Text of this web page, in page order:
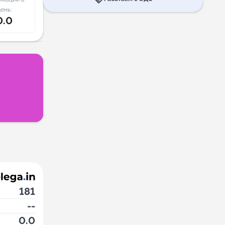
181
--
0.0